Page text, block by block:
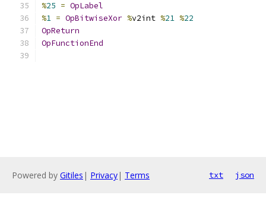
%25 = OpLabel
%1 = OpBitwiseXor %v2int %21 %22
OpReturn
OpFunctionEnd
Powered by Gitiles | Privacy| Terms txt json